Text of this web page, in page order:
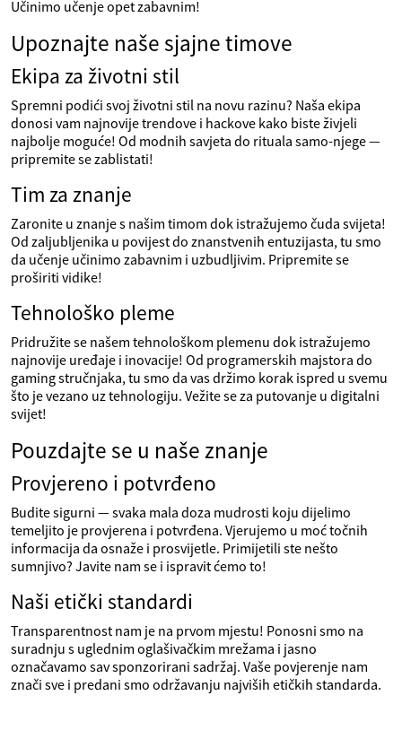
Učinimo učenje opet zabavnim!
Upoznajte naše sjajne timove
Ekipa za životni stil
Spremni podići svoj životni stil na novu razinu? Naša ekipa
donosi vam najnovije trendove i hackove kako biste živjeli
najbolje moguće! Od modnih savjeta do rituala samo-njege —
pripremite se zablistati!
Tim za znanje
Zaronite u znanje s našim timom dok istražujemo čuda svijeta!
Od zaljubljenika u povijest do znanstvenih entuzijasta, tu smo
da učenje učinimo zabavnim i uzbudljivim. Pripremite se
proširiti vidike!
Tehnološko pleme
Pridružite se našem tehnološkom plemenu dok istražujemo
najnovije uređaje i inovacije! Od programerskih majstora do
gaming stručnjaka, tu smo da vas držimo korak ispred u svemu
što je vezano uz tehnologiju. Vežite se za putovanje u digitalni
svijet!
Pouzdajte se u naše znanje
Provjereno i potvrđeno
Budite sigurni — svaka mala doza mudrosti koju dijelimo
temeljito je provjerena i potvrđena. Vjerujemo u moć točnih
informacija da osnaže i prosvijetle. Primijetili ste nešto
sumnjivo? Javite nam se i ispravit ćemo to!
Naši etički standardi
Transparentnost nam je na prvom mjestu! Ponosni smo na
suradnju s uglednim oglašivačkim mrežama i jasno
označavamo sav sponzorirani sadržaj. Vaše povjerenje nam
znači sve i predani smo održavanju najviših etičkih standarda.